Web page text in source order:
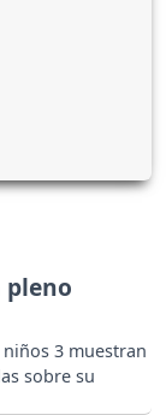
pleno
3 muestran
sobre su